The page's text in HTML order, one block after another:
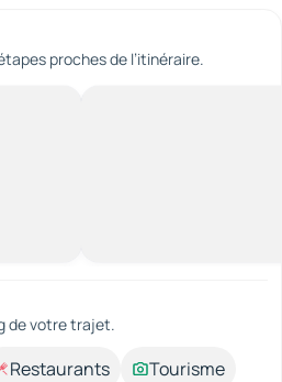
proches de l’itinéraire.
de votre trajet.
Restaurants
Tourisme